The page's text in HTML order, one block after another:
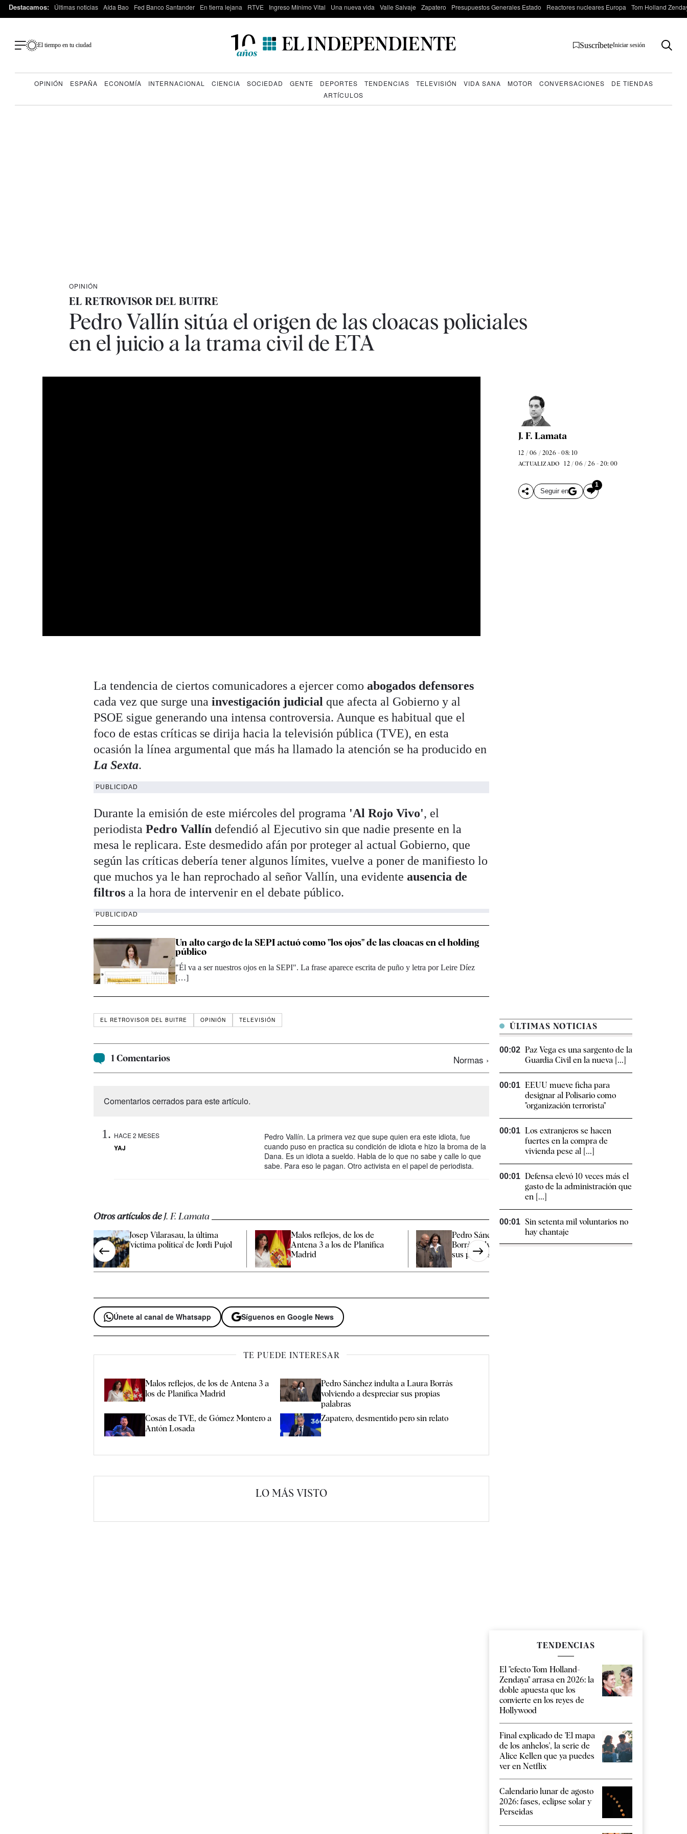
Destacamos: Últimas noticias Aída Bao Fed Banco Santander En tierra lejana RTVE Ingreso Mínimo Vital Una nueva vida Valle Salvaje Zapatero Presupuestos Generales Estado Reactores nucleares Europa Tom Holland
El tiempo en tu ciudad SuscríbeteIniciar sesión
OPINIÓN ESPAÑA ECONOMÍA INTERNACIONAL CIENCIA SOCIEDAD GENTE DEPORTES TENDENCIAS TELEVISIÓN VIDA SANA MOTOR CONVERSACIONES
DE TIENDAS
ARTÍCULOS
OPINIÓN
EL RETROVISOR DEL BUITRE
Pedro Vallín sitúa el origen de las cloacas policiales
en el juicio a la trama civil de ETA
J. F. Lamata
12 / 06 / 2026 - 08: 10
ACTUALIZADO 12 / 06 / 26 - 20: 00
Seguir en
1
La tendencia de ciertos comunicadores a ejercer comoabogados defensores
cada vez que surge unainvestigación judicial que afecta al Gobierno y al
PSOE sigue generando una intensa controversia. Aunque es habitual que el
foco de estas críticas se dirija hacia la televisión pública (TVE), en esta
ocasión la línea argumental que más ha llamado la atención se ha producido en
La Sexta.
PUBLICIDAD
Durante la emisión de este miércoles del programa 'Al Rojo Vivo', el
periodistaPedro Vallín defendió al Ejecutivo sin que nadie presente en la
mesa le replicara. Este desmedido afán por proteger al actual Gobierno, que
según las críticas debería tener algunos límites, vuelve a poner de manifiesto lo
que muchos ya le han reprochado al señor Vallín, una evidenteausencia de
filtros a la hora de intervenir en el debate público.
PUBLICIDAD
Un alto cargo de la SEPI actuó como "los ojos" de las cloacas en el holding
público
"Él va a ser nuestros ojos en la SEPI". La frase aparece escrita de puño y letra por Leire Díez
[…]
EL RETROVISOR DEL BUITRE OPINIÓN TELEVISIÓN
1 Comentarios Normas ›
Comentarios cerrados para este artículo.
HACE 2 MESES
YAJ
Pedro Vallín. La primera vez que supe quien era este idiota, fue
cuando puso en practica su condición de idiota e hizo la broma de la
Dana. Es un idiota a sueldo. Habla de lo que no sabe y calle lo que
sabe. Para eso le pagan. Otro activista en el papel de periodista.
Otros artículos deJ. F. Lamata
Josep Vilarasau, la última
'víctima política' de Jordi Pujol
Malos reflejos, de los de
Antena 3 a los de Planifica
Madrid
Pedro Sánchez indulta a Laura
Borràs volviendo a despreciar
sus propias palabras
Montero a Antón
Únete al canal de Whatsapp Síguenos en Google News
TE PUEDE INTERESAR
Malos reflejos, de los de Antena 3 a
los de Planifica Madrid
Pedro Sánchez indulta a Laura Borràs
volviendo a despreciar sus propias
palabras
Cosas de TVE, de Gómez Montero a
Antón Losada
Zapatero, desmentido pero sin relato
LO MÁS VISTO
ÚLTIMAS NOTICIAS
00:02 Paz Vega es una sargento de la
Guardia Civil en la nueva [...]
00:01 EEUU mueve ficha para
designar al Polisario como
"organización terrorista"
00:01 Los extranjeros se hacen
fuertes en la compra de
vivienda pese al [...]
00:01 Defensa elevó 10 veces más el
gasto de la administración que
en [...]
00:01 Sin setenta mil voluntarios no
hay chantaje
TENDENCIAS
El "efecto Tom Holland-
Zendaya" arrasa en 2026: la
doble apuesta que los
convierte en los reyes de
Hollywood
Final explicado de 'El mapa
de los anhelos', la serie de
Alice Kellen que ya puedes
ver en Netflix
Calendario lunar de agosto
2026: fases, eclipse solar y
Perseidas